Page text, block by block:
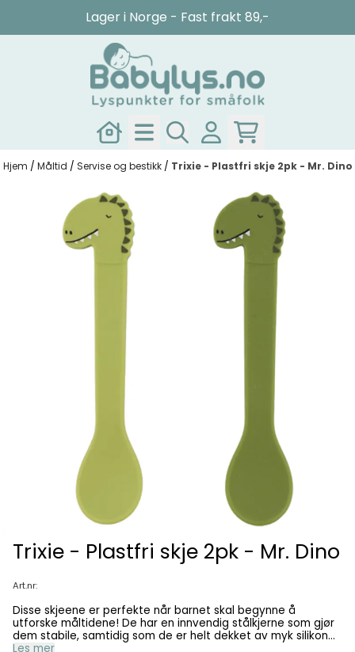
Hopp til innholdLager i Norge - Fast frakt 89,-
Hjem / Måltid / Servise og bestikk / Trixie - Plastfri skje 2pk - Mr. Dino
Trixie - Plastfri skje 2pk - Mr. Dino
Art.nr:
Disse skjeene er perfekte når barnet skal begynne å
utforske måltidene! De har en innvendig stålkjerne som gjør
dem stabile, samtidig som de er helt dekket av myk silikon
som er skånsom mot barnets gommer og tenner. Det gir
Les mer